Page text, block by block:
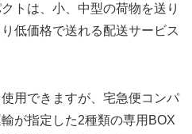
トは、小、中型の荷物を送り
低価格で送れる配送サービス
用できますが、宅急便コンパ
が指定した2種類の専用BOX